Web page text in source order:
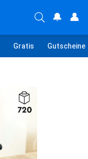
🔔 👤
Gratis Gutscheine